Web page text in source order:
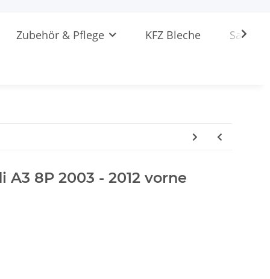
Zubehör & Pflege KFZ Bleche
8P 2003 - 2012 vorne